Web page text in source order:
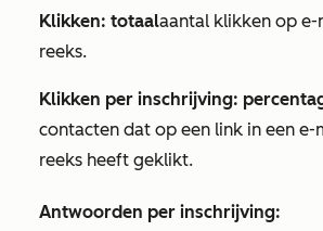
Klikken: totaalaantal klikken op e-
reeks.
Klikken per inschrijving:
contacten dat op een link in een e-
reeks heeft geklikt.
Antwoorden per inschrijving: